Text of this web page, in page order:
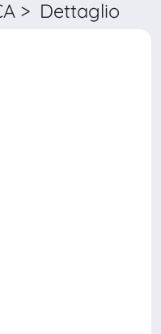
> Dettaglio